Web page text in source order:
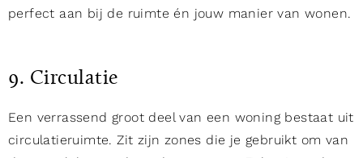
perfect aan bij de ruimte én jouw manier van wonen.
9. Circulatie
Een verrassend groot deel van een woning bestaat uit
circulatieruimte. Zit zijn zones die je gebruikt om van